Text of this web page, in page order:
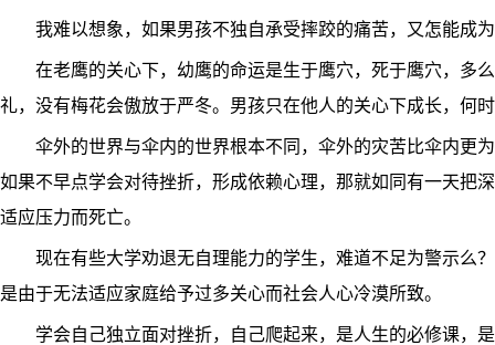
我难以想象，如果男孩不独自承受摔跤的痛苦，又怎能成
在老鹰的关心下，幼鹰的命运是生于鹰穴，死于鹰穴，多么
礼，没有梅花会傲放于严冬。男孩只在他人的关心下成长，何
伞外的世界与伞内的世界根本不同，伞外的灾苦比伞内更为
如果不早点学会对待挫折，形成依赖心理，那就如同有一天把
适应压力而死亡。
现在有些大学劝退无自理能力的学生，难道不足为警示么？
是由于无法适应家庭给予过多关心而社会人心冷漠所致。
学会自己独立面对挫折，自己爬起来，是人生的必修课，是